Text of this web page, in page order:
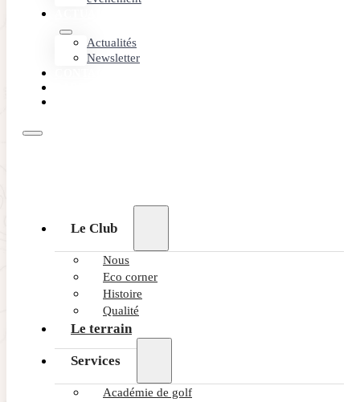
Actualités
Newsletter
Le Club
Nous
Eco corner
Histoire
Qualité
Le terrain
Services
Académie de golf